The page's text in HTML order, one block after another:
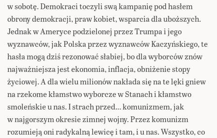
w sobotę. Demokraci toczyli swą kampanię pod hasłem
obrony demokracji, praw kobiet, wsparcia dla uboższych.
Jednak w Ameryce podzielonej przez Trumpa i jego
wyznawców, jak Polska przez wyznawców Kaczyńskiego, te
hasła mogą dziś rezonować słabiej, bo dla wyborców znów
najważniejsza jest ekonomia, inflacja, obniżenie stopy
życiowej. A dla wielu milionów nakłada się na te lęki gniew
na rzekome kłamstwo wyborcze w Stanach i kłamstwo
smoleńskie u nas. I strach przed… komunizmem, jak
w najgorszym okresie zimnej wojny. Przez komunizm
rozumieją oni radykalną lewicę i tam, i u nas. Wszystko, co